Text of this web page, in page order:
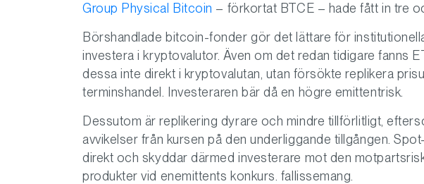
Group Physical Bitcoin – förkortat BTCE – hade fått in tre
Börshandlade bitcoin-fonder gör det lättare för
investera i kryptovalutor. Även om det redan tidigare fanns
dessa inte direkt i kryptovalutan, utan försökte replikera
terminshandel. Investeraren bär då en högre emittentrisk.
Dessutom är replikering dyrare och mindre tillförlitligt,
avvikelser från kursen på den underliggande tillgången.
direkt och skyddar därmed investerare mot den
produkter vid enemittents konkurs. fallissemang.